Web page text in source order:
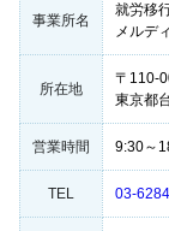
事業所名
就労移
メルデ
所在地
〒110-
東京都
営業時間 9:30～
TEL 03-